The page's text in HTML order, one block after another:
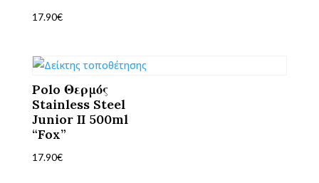
17.90€
Polo Θερμός
Stainless Steel
Junior II 500ml
“Fox”
17.90€